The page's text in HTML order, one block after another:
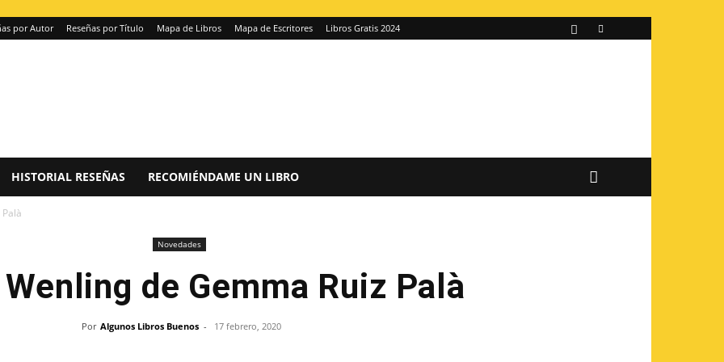
por Autor Reseñas por Título Mapa de Libros Mapa de Escritores Libros Gratis 2024
HISTORIAL RESEÑAS RECOMIÉNDAME UN LIBRO
Novedades
de Gemma Ruiz Palà
Por Algunos Libros Buenos - 17 febrero, 2020